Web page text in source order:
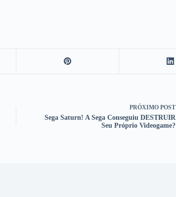
PRÓXIMO POST
Sega Saturn! A Sega Conseguiu DESTRUIR
Seu Próprio Videogame?